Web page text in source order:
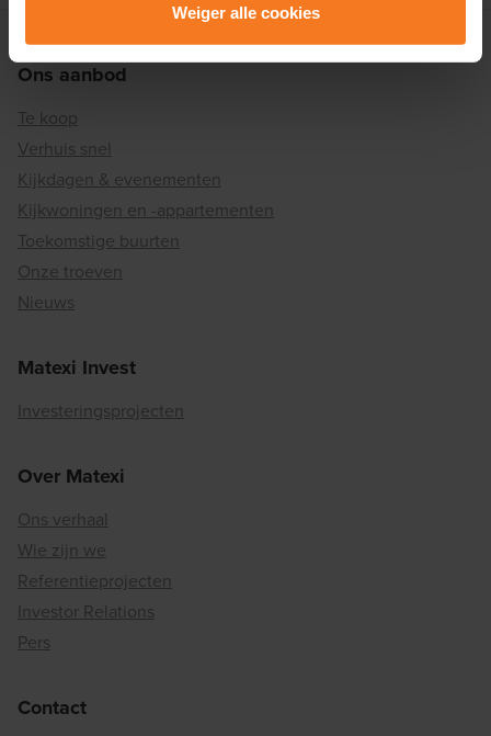
Lees er meer over in onze
Weiger alle cookies
Ons aanbod
Te koop
Verhuis snel
Kijkdagen & evenementen
Kijkwoningen en -appartementen
Toekomstige buurten
Onze troeven
Nieuws
Matexi Invest
Investeringsprojecten
Over Matexi
Ons verhaal
Wie zijn we
Referentieprojecten
Investor Relations
Pers
Contact